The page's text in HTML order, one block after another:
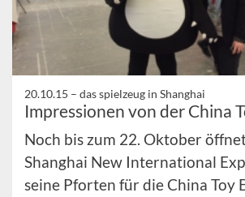
20.10.15 – das spielzeug in Shanghai
Impressionen von der China
Noch bis zum 22. Oktober
Shanghai New International
seine Pforten für die China Toy